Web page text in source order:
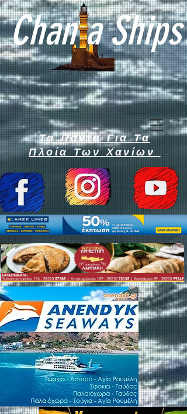
Chan a Ships
Τα Πάντα Για Τα
Πλοία Των Χανίων